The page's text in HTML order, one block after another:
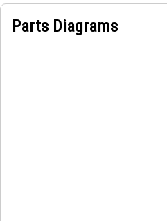
Parts Diagrams